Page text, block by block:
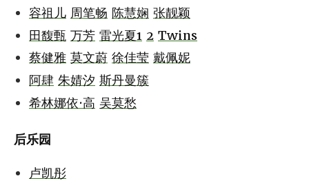
容祖儿 周笔畅 陈慧娴 张靓颖
田馥甄 万芳 雷光夏1 2 Twins
蔡健雅 莫文蔚 徐佳莹 戴佩妮
阿肆 朱婧汐 斯丹曼簇
希林娜依·高 吴莫愁
后乐园
卢凯彤